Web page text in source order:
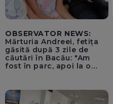
OBSERVATOR NEWS:
Mărturia Andreei, fetița
găsită după 3 zile de
căutări în Bacău: "Am
fost în parc, apoi la o